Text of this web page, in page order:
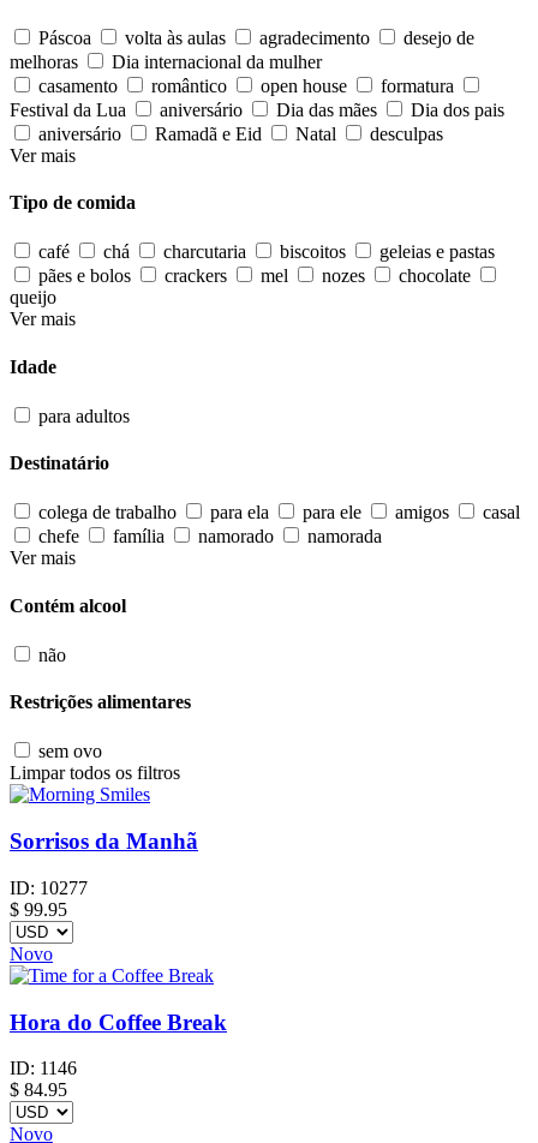
Páscoa volta às aulas agradecimento
desejo de
melhoras
Dia internacional da mulher
casamento
romântico open house
formatura
Festival da Lua
aniversário Dia das mães
Dia dos pais
aniversário
Ramadã e Eid Natal
desculpas
Ver mais
Tipo de comida
café chá charcutaria biscoitos
geleias e pastas
pães e bolos
crackers mel nozes
chocolate
queijo
Ver mais
Idade
para adultos
Destinatário
colega de trabalho para ela para ele amigos
casal
chefe
família namorado
namorada
Ver mais
Contém alcool
não
Restrições alimentares
sem ovo
Limpar todos os filtros
Sorrisos da Manhã
ID: 10277
$ 99.95
Novo
Hora do Coffee Break
ID: 1146
$ 84.95
Novo